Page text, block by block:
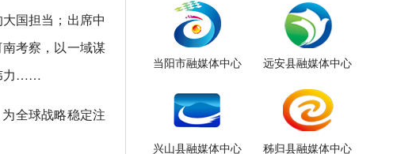
国担当；出席中
考察，以一域谋
力……
全球战略稳定注
当阳市融媒体中心 远安县融媒体中心
兴山县融媒体中心 秭归县融媒体中心